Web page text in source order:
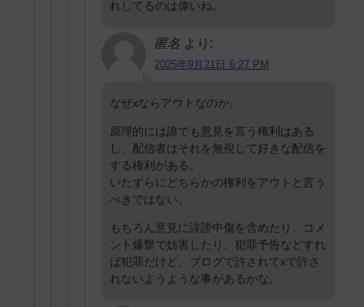
れしてるのは偉いね。
匿名 より:
2025年9月21日 6:27 PM
なぜxならアウトなのか。
原理的には誰でも意見を言う権利はある
し、配信者はそれを無視して好きな配信を
する権利がある。
いたずらにどちらかの権利をアウトと言う
べきではない。
もちろん意見に誹謗中傷を含めたり、コメ
ント爆撃で妨害したり、犯罪予告などすれ
ば犯罪だけど、ブログで許されてxで許さ
れないようような事があるかな。